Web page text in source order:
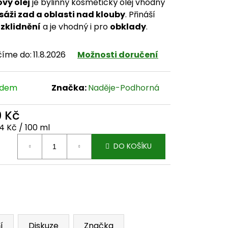
zad a oblasti nad klouby. Přináší
zklidnění a je vhodný i pro obklady.
do:11.8.2026 Možnosti doručení
Značka:Naděje-Podhorná
Kč
cena:
Kč / 100 ml
DO KOŠÍKU
Diskuze
Značka